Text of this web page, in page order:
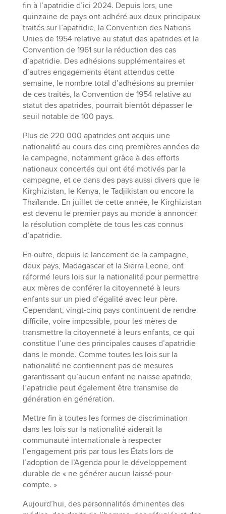
fin à l’apatridie d’ici 2024. Depuis lors, une
quinzaine de pays ont adhéré aux deux principaux
traités sur l’apatridie, la Convention des Nations
Unies de 1954 relative au statut des apatrides et la
Convention de 1961 sur la réduction des cas
d’apatridie. Des adhésions supplémentaires et
d’autres engagements étant attendus cette
semaine, le nombre total d’adhésions au premier
de ces traités, la Convention de 1954 relative au
statut des apatrides, pourrait bientôt dépasser le
seuil notable de 100 pays.
Plus de 220 000 apatrides ont acquis une
nationalité au cours des cinq premières années de
la campagne, notamment grâce à des efforts
nationaux concertés qui ont été motivés par la
campagne, et ce dans des pays aussi divers que le
Kirghizistan, le Kenya, le Tadjikistan ou encore la
Thaïlande. En juillet de cette année, le Kirghizistan
est devenu le premier pays au monde à annoncer
la résolution complète de tous les cas connus
d’apatridie.
En outre, depuis le lancement de la campagne,
deux pays, Madagascar et la Sierra Leone, ont
réformé leurs lois sur la nationalité pour permettre
aux mères de conférer la citoyenneté à leurs
enfants sur un pied d’égalité avec leur père.
Cependant, vingt-cinq pays continuent de rendre
difficile, voire impossible, pour les mères de
transmettre la citoyenneté à leurs enfants, ce qui
constitue l’une des principales causes d’apatridie
dans le monde. Comme toutes les lois sur la
nationalité ne contiennent pas de mesures
garantissant qu’aucun enfant ne naisse apatride,
l’apatridie peut également être transmise de
génération en génération.
Mettre fin à toutes les formes de discrimination
dans les lois sur la nationalité aiderait la
communauté internationale à respecter
l’engagement pris par tous les États lors de
l’adoption de l’Agenda pour le développement
durable de « ne générer aucun laissé-pour-
compte. »
Aujourd’hui, des personnalités éminentes des